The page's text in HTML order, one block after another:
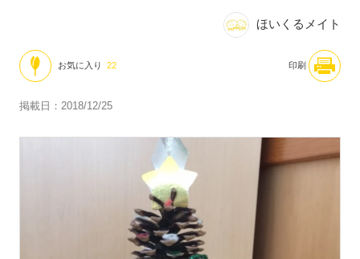
ほいくるメイト
お気に入り 22 印刷
掲載日：2018/12/25